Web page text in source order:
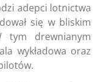
adepci lotnictwa
się w bliskim
tym drewnianym
wykładowa oraz